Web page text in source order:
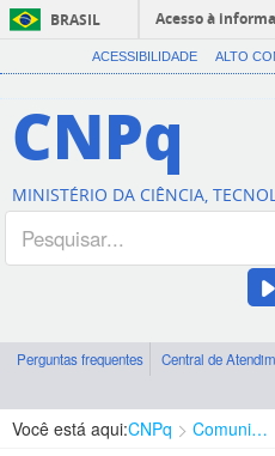
BRASIL
Acesso à
ACESSIBILIDADE ALTO
CNPq
MINISTÉRIO DA CIÊNCIA,
Perguntas frequentes Central de
Você está aqui:CNPq Comunicação